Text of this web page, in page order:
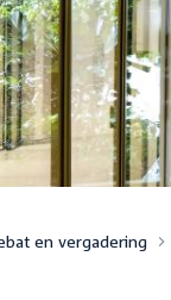
en vergadering